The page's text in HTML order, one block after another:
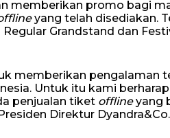
memberikan promo bagi
yang telah disediakan.
Grandstand dan
memberikan pengalaman
Untuk itu kami
penjualan tiket offlineyang
Direktur